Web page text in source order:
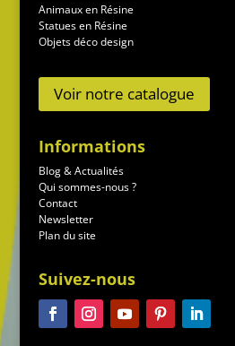
Animaux en Résine
Statues en Résine
Objets déco design
Voir notre catalogue
Informations
Blog & Actualités
Qui sommes-nous ?
Contact
Newsletter
Plan du site
Suivez-nous